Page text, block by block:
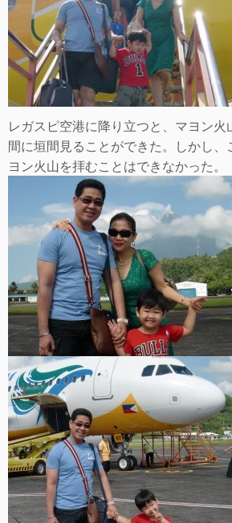
レガスピ空港に降り立つと、マヨン
間に垣間見ることができた。しかし、
ヨン火山を拝むことはできなかった。